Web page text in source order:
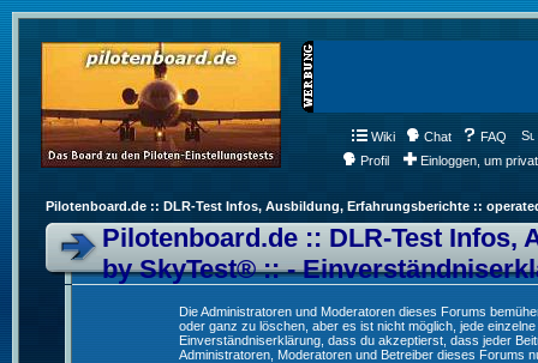
Wiki Chat FAQ
Profil
Einloggen, um
Pilotenboard.de :: DLR-Test Infos, Ausbildung, Erfahrungsberichte ::
Pilotenboard.de :: DLR-Test
by SkyTest® :: -
Die Administratoren und Moderatoren dieses Forums
oder ganz zu löschen, aber es ist nicht möglich, jede
Einverständniserklärung, dass du akzeptierst, dass jeder
Administratoren, Moderatoren und Betreiber dieses Forums